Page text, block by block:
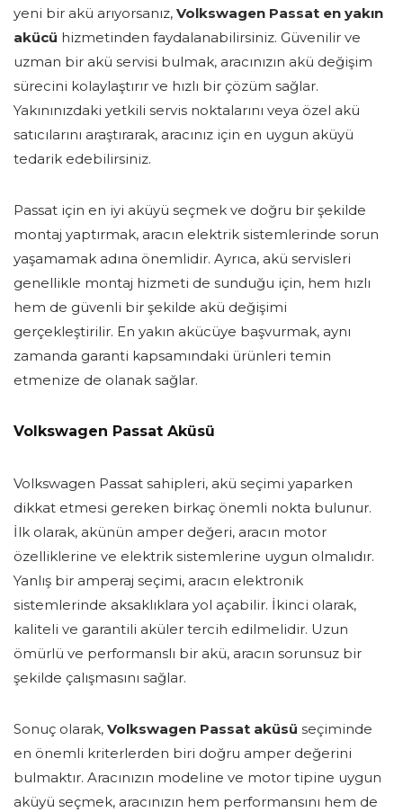
yeni bir akü arıyorsanız, Volkswagen Passat en yakın
akücü hizmetinden faydalanabilirsiniz. Güvenilir ve
uzman bir akü servisi bulmak, aracınızın akü değişim
sürecini kolaylaştırır ve hızlı bir çözüm sağlar.
Yakınınızdaki yetkili servis noktalarını veya özel akü
satıcılarını araştırarak, aracınız için en uygun aküyü
tedarik edebilirsiniz.
Passat için en iyi aküyü seçmek ve doğru bir şekilde
montaj yaptırmak, aracın elektrik sistemlerinde sorun
yaşamamak adına önemlidir. Ayrıca, akü servisleri
genellikle montaj hizmeti de sunduğu için, hem hızlı
hem de güvenli bir şekilde akü değişimi
gerçekleştirilir. En yakın akücüye başvurmak, aynı
zamanda garanti kapsamındaki ürünleri temin
etmenize de olanak sağlar.
Volkswagen Passat Aküsü
Volkswagen Passat sahipleri, akü seçimi yaparken
dikkat etmesi gereken birkaç önemli nokta bulunur.
İlk olarak, akünün amper değeri, aracın motor
özelliklerine ve elektrik sistemlerine uygun olmalıdır.
Yanlış bir amperaj seçimi, aracın elektronik
sistemlerinde aksaklıklara yol açabilir. İkinci olarak,
kaliteli ve garantili aküler tercih edilmelidir. Uzun
ömürlü ve performanslı bir akü, aracın sorunsuz bir
şekilde çalışmasını sağlar.
Sonuç olarak, Volkswagen Passat aküsü seçiminde
en önemli kriterlerden biri doğru amper değerini
bulmaktır. Aracınızın modeline ve motor tipine uygun
aküyü seçmek, aracınızın hem performansını hem de